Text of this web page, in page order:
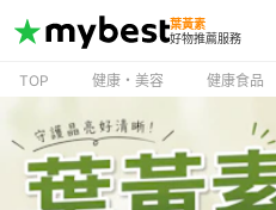
葉黃素
好物推薦服務
TOP 健康・美容 健康食品